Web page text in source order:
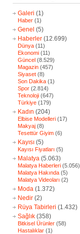
Galeri (1)
Haber (1)
Genel (5)
Haberler (12.699)
Dünya (11)
Ekonomi (11)
Güncel (8.529)
Magazin (457)
Siyaset (8)
Son Dakika (1)
Spor (2.814)
Teknoloji (647)
Türkiye (179)
Kadın (204)
Elbise Modelleri (17)
Makyaj (8)
Tesettür Giyim (6)
Kayısı (5)
Kayısı Fiyatları (5)
Malatya (5.063)
Malatya Haberleri (5.056)
Malatya Hakında (5)
Malatya Videoları (2)
Moda (1.372)
Nedir (2)
Rüya Tabirleri (1.432)
Sağlık (358)
Bitkisel Ürünler (58)
Hastalıklar (1)